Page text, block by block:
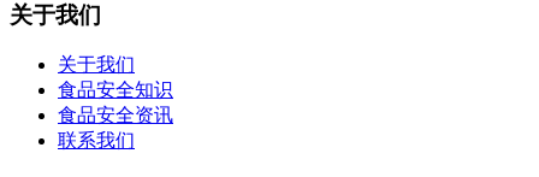
关于我们
关于我们
食品安全知识
食品安全资讯
联系我们